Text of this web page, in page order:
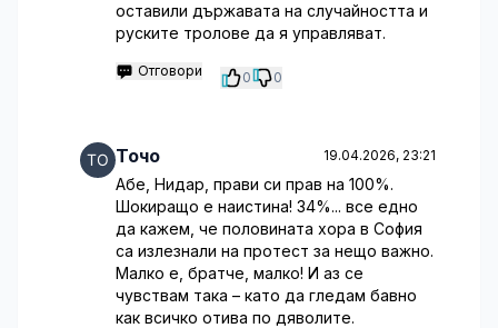
оставили държавата на случайността и
руските тролове да я управляват.
Отговори 0 0
Точо 19.04.2026, 23:21
Абе, Нидар, прави си прав на 100%.
Шокиращо е наистина! 34%... все едно
да кажем, че половината хора в София
са излезнали на протест за нещо важно.
Малко е, братче, малко! И аз се
чувствам така – като да гледам бавно
как всичко отива по дяволите.